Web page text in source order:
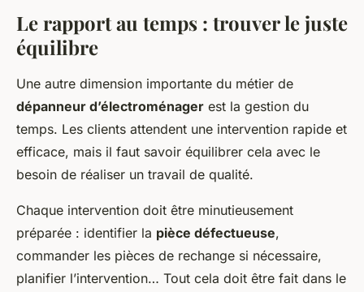
Le rapport au temps : trouver le juste
équilibre
Une autre dimension importante du métier de
dépanneur d’électroménager est la gestion du
temps. Les clients attendent une intervention rapide et
efficace, mais il faut savoir équilibrer cela avec le
besoin de réaliser un travail de qualité.
Chaque intervention doit être minutieusement
préparée : identifier la pièce défectueuse,
commander les pièces de rechange si nécessaire,
planifier l’intervention… Tout cela doit être fait dans le